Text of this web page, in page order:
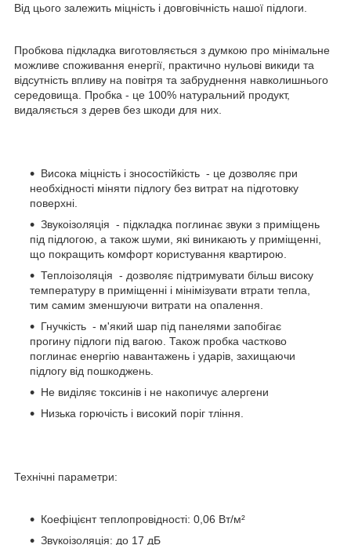
Від цього залежить міцність і довговічність нашої підлоги.
Пробкова підкладка виготовляється з думкою про мінімальне
можливе споживання енергії, практично нульові викиди та
відсутність впливу на повітря та забруднення навколишнього
середовища. Пробка - це 100% натуральний продукт,
видаляється з дерев без шкоди для них.
Висока міцність і зносостійкість - це дозволяє при
необхідності міняти підлогу без витрат на підготовку
поверхні.
Звукоізоляція - підкладка поглинає звуки з приміщень
під підлогою, а також шуми, які виникають у приміщенні,
що покращить комфорт користування квартирою.
Теплоізоляція - дозволяє підтримувати більш високу
температуру в приміщенні і мінімізувати втрати тепла,
тим самим зменшуючи витрати на опалення.
Гнучкість - м'який шар під панелями запобігає
прогину підлоги під вагою. Також пробка частково
поглинає енергію навантажень і ударів, захищаючи
підлогу від пошкоджень.
Не виділяє токсинів і не накопичує алергени
Низька горючість і високий поріг тління.
Технічні параметри:
Коефіцієнт теплопровідності: 0,06 Вт/м²
Звукоізоляція: до 17 дБ